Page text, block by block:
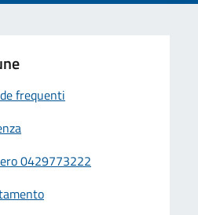
frequenti
0429773222